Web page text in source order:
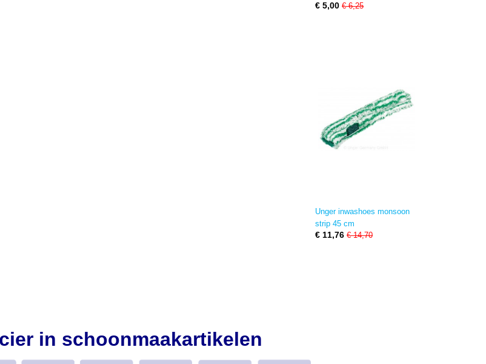
€ 5,00 € 6,25
Unger inwashoes monsoon
strip 45 cm
€ 11,76 € 14,70
in schoonmaakartikelen